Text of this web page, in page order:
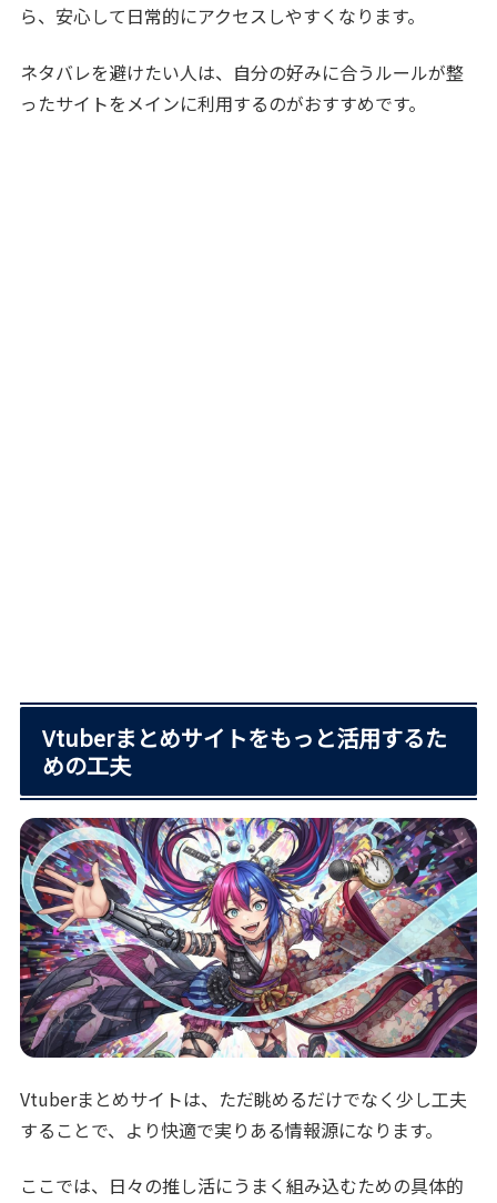
ら、安心して日常的にアクセスしやすくなります。
ネタバレを避けたい人は、自分の好みに合うルールが整
ったサイトをメインに利用するのがおすすめです。
Vtuberまとめサイトをもっと活用するた
めの工夫
Vtuberまとめサイトは、ただ眺めるだけでなく少し工夫
することで、より快適で実りある情報源になります。
ここでは、日々の推し活にうまく組み込むための具体的